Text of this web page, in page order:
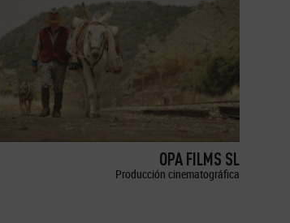
OPA FILMS SL
Producción cinematográfica